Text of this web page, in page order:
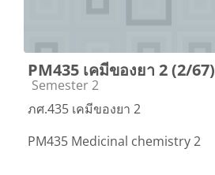
PM435 เคมีของยา 2 (2/67)
Course category
Semester 2
ภศ.435 เคมีของยา 2
PM435 Medicinal chemistry 2